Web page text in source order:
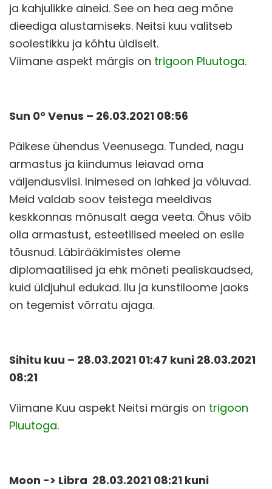
ja kahjulikke aineid. See on hea aeg mõne
dieediga alustamiseks. Neitsi kuu valitseb
soolestikku ja kõhtu üldiselt.
Viimane aspekt märgis on trigoon Pluutoga.
Sun 0° Venus – 26.03.2021 08:56
Päikese ühendus Veenusega. Tunded, nagu
armastus ja kiindumus leiavad oma
väljendusviisi. Inimesed on lahked ja võluvad.
Meid valdab soov teistega meeldivas
keskkonnas mõnusalt aega veeta. Õhus võib
olla armastust, esteetilised meeled on esile
tõusnud. Läbirääkimistes oleme
diplomaatilised ja ehk mõneti pealiskaudsed,
kuid üldjuhul edukad. Ilu ja kunstiloome jaoks
on tegemist võrratu ajaga.
Sihitu kuu – 28.03.2021 01:47 kuni 28.03.2021
08:21
Viimane Kuu aspekt Neitsi märgis on trigoon
Pluutoga.
Moon -> Libra 28.03.2021 08:21 kuni